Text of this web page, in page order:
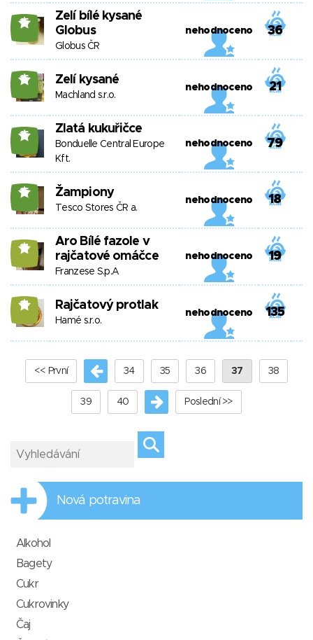
15
Zelí bílé kysané
Globus
Globus ČR
nehodnoceno 36
15 Zelí kysané
Machland s.r.o.
nehodnoceno 21
15 Zlatá kukuřičce
Bonduelle Central Europe
Kft.
nehodnoceno 79
15 Žampiony
Tesco Stores ČR a.
nehodnoceno 18
14
Aro Bílé fazole v
rajčatové omáčce
Franzese S.p.A
nehodnoceno 19
14 Rajčatový protlak
Hamé s.r.o.
nehodnoceno 135
<< První 34 35 36 37 38
39 40 Poslední >>
Nová potravina
Alkohol
Bagety
Cukr
Cukrovinky
Čaj